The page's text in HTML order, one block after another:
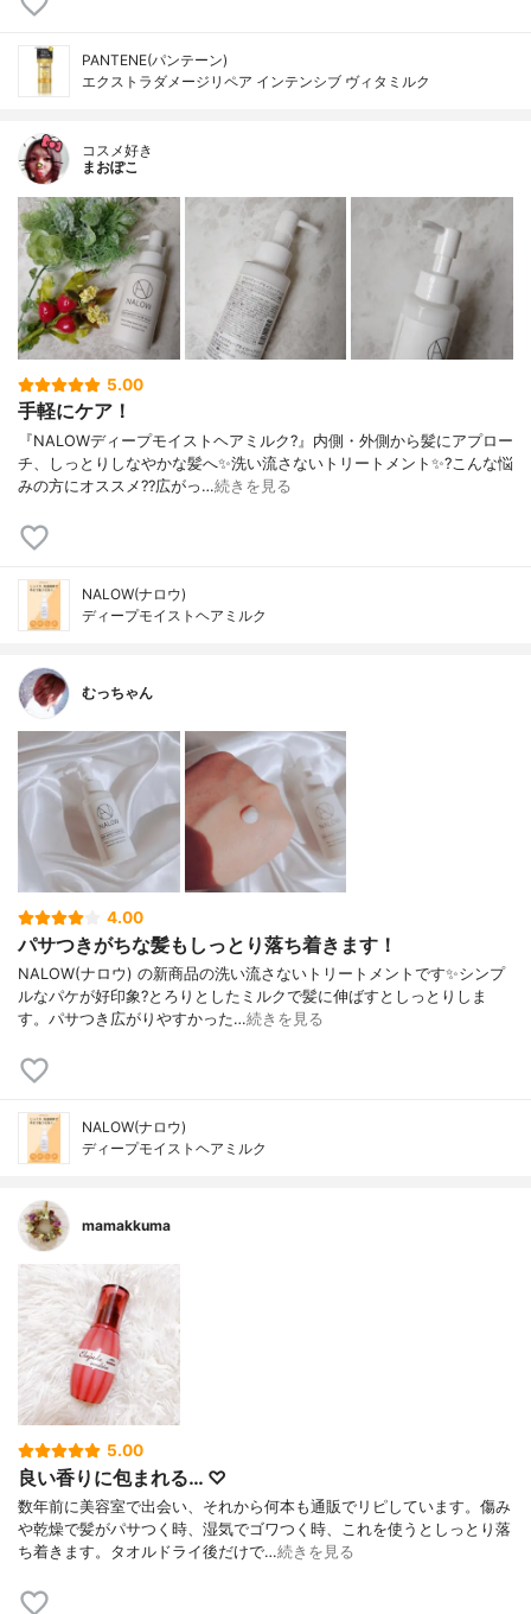
PANTENE(パンテーン)
エクストラダメージリペア インテンシブ ヴィタミルク
コスメ好き
まおぽこ
5.00
手軽にケア！
『NALOWディープモイストヘアミルク?』内側・外側から髪にアプロー
チ、しっとりしなやかな髪へ✨洗い流さないトリートメント✨?こんな悩
みの方にオススメ??広がっ…続きを見る
NALOW(ナロウ)
ディープモイストヘアミルク
むっちゃん
4.00
パサつきがちな髪もしっとり落ち着きます！
NALOW(ナロウ) の新商品の洗い流さないトリートメントです✨シンプ
ルなパケが好印象?とろりとしたミルクで髪に伸ばすとしっとりしま
す。パサつき広がりやすかった…続きを見る
NALOW(ナロウ)
ディープモイストヘアミルク
mamakkuma
5.00
良い香りに包まれる… ♡
数年前に美容室で出会い、それから何本も通販でリピしています。傷み
や乾燥で髪がパサつく時、湿気でゴワつく時、これを使うとしっとり落
ち着きます。タオルドライ後だけで…続きを見る